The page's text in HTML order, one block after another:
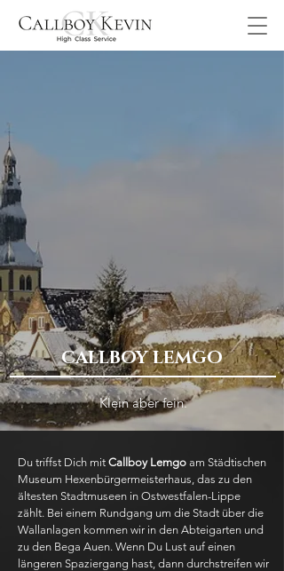
CALLBOY LEMGO
Klein aber fein.
Du triffst Dich mit Callboy Lemgo am Städtischen
Museum Hexenbürgermeisterhaus, das zu den
ältesten Stadtmuseen in Ostwestfalen-Lippe
zählt. Bei einem Rundgang um die Stadt über die
Wallanlagen kommen wir in den Abteigarten und
zu den Bega Auen. Wenn Du Lust auf einen
längeren Spaziergang hast, dann durchstreifen wir